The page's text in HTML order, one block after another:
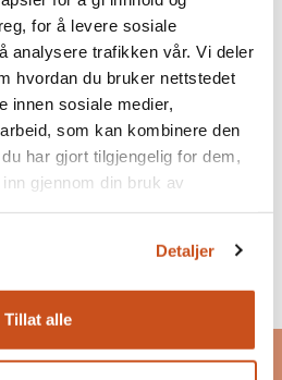
for å levere sosiale
analysere trafikken vår. Vi deler
hvordan du bruker nettstedet
innen sosiale medier,
som kan kombinere den
har gjort tilgjengelig for dem,
gjennom din bruk av
Detaljer
Tillat alle
bjelkeloft